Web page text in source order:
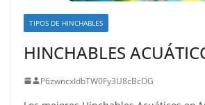
TIPOS DE HINCHABLES
HINCHABLES
P6zwncxIdbTW0Fy3U8cBcOG